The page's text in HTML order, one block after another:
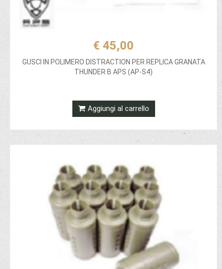
€ 45,00
GUSCI IN POLIMERO DISTRACTION PER REPLICA GRANATA
THUNDER B APS (AP-S4)
Aggiungi al carrello